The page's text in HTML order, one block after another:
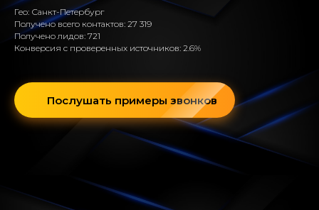
Гео: Санкт-Петербург
Получено всего контактов: 27 319
Получено лидов: 721
Конверсия с проверенных источников: 2.6%
Послушать примеры звонков